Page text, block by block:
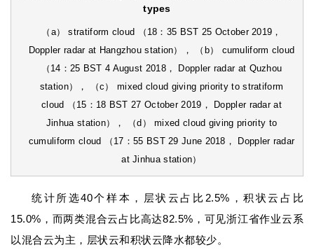
types
（a） stratiform cloud （18：35 BST 25 October 2019，
Doppler radar at Hangzhou station）， （b） cumuliform cloud
（14：25 BST 4 August 2018， Doppler radar at Quzhou
station）， （c） mixed cloud giving priority to stratiform
cloud （15：18 BST 27 October 2019， Doppler radar at
Jinhua station）， （d） mixed cloud giving priority to
cumuliform cloud （17：55 BST 29 June 2018， Doppler radar
at Jinhua station）
统计所选40个样本，层状云占比2.5%，积状云占比
15.0%，而两类混合云占比高达82.5%，可见浙江省作业云系
以混合云为主，层状云和积状云降水都较少。